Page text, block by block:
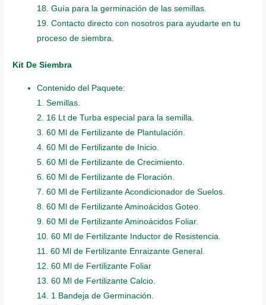
18. Guía para la germinación de las semillas.
19. Contacto directo con nosotros para ayudarte en tu
proceso de siembra.
Kit De Siembra
Contenido del Paquete:
1. Semillas.
2. 16 Lt de Turba especial para la semilla.
3. 60 Ml de Fertilizante de Plantulación.
4. 60 Ml de Fertilizante de Inicio.
5. 60 Ml de Fertilizante de Crecimiento.
6. 60 Ml de Fertilizante de Floración.
7. 60 Ml de Fertilizante Acondicionador de Suelos.
8. 60 Ml de Fertilizante Aminoácidos Goteo.
9. 60 Ml de Fertilizante Aminoácidos Foliar.
10. 60 Ml de Fertilizante Inductor de Resistencia.
11. 60 Ml de Fertilizante Enraizante General.
12. 60 Ml de Fertilizante Foliar
13. 60 Ml de Fertilizante Calcio.
14. 1 Bandeja de Germinación.